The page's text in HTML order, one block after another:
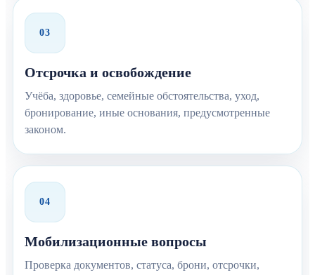
03
Отсрочка и освобождение
Учёба, здоровье, семейные обстоятельства, уход,
бронирование, иные основания, предусмотренные
законом.
04
Мобилизационные вопросы
Проверка документов, статуса, брони, отсрочки,